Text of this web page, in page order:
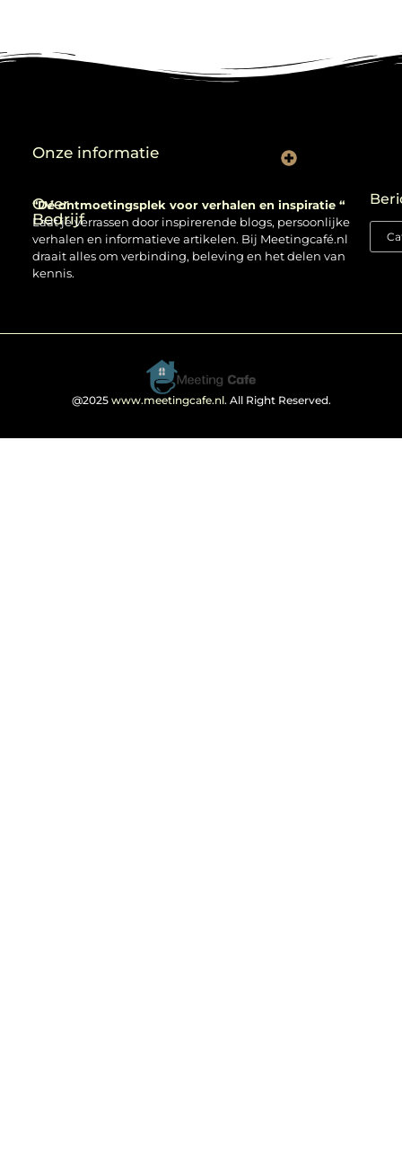
Over
Bedrijf
“Dé ontmoetingsplek voor verhalen en inspiratie “
Laat je verrassen door inspirerende blogs, persoonlijke
verhalen en informatieve artikelen. Bij Meetingcafé.nl
draait alles om verbinding, beleving en het delen van
kennis.
Onze informatie
@2025 www.meetingcafe.nl. All Right Reserved.